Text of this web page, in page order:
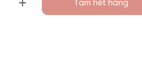
Tạm hết hàng